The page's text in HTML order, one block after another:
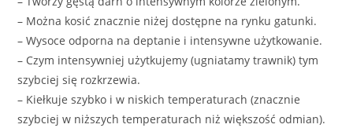
– Można kosić znacznie niżej dostępne na rynku gatunki.
– Wysoce odporna na deptanie i intensywne użytkowanie.
– Czym intensywniej użytkujemy (ugniatamy trawnik) tym
szybciej się rozkrzewia.
– Kiełkuje szybko i w niskich temperaturach (znacznie
szybciej w niższych temperaturach niż większość odmian).